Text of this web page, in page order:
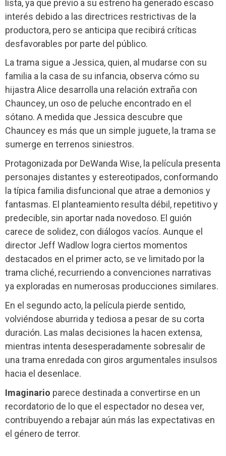
lista, ya que previo a su estreno ha generado escaso
interés debido a las directrices restrictivas de la
productora, pero se anticipa que recibirá críticas
desfavorables por parte del público.
La trama sigue a Jessica, quien, al mudarse con su
familia a la casa de su infancia, observa cómo su
hijastra Alice desarrolla una relación extraña con
Chauncey, un oso de peluche encontrado en el
sótano. A medida que Jessica descubre que
Chauncey es más que un simple juguete, la trama se
sumerge en terrenos siniestros.
Protagonizada por DeWanda Wise, la película presenta
personajes distantes y estereotipados, conformando
la típica familia disfuncional que atrae a demonios y
fantasmas. El planteamiento resulta débil, repetitivo y
predecible, sin aportar nada novedoso. El guión
carece de solidez, con diálogos vacíos. Aunque el
director Jeff Wadlow logra ciertos momentos
destacados en el primer acto, se ve limitado por la
trama cliché, recurriendo a convenciones narrativas
ya exploradas en numerosas producciones similares.
En el segundo acto, la película pierde sentido,
volviéndose aburrida y tediosa a pesar de su corta
duración. Las malas decisiones la hacen extensa,
mientras intenta desesperadamente sobresalir de
una trama enredada con giros argumentales insulsos
hacia el desenlace.
Imaginario parece destinada a convertirse en un
recordatorio de lo que el espectador no desea ver,
contribuyendo a rebajar aún más las expectativas en
el género de terror.